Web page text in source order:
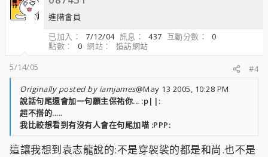
進階會員
已加入
7/12/04 訊息 437 互動分數
0
點數
0 網站
造訪網站
5/14/05
#4
Originally posted by iamjames@May 13 2005, 10:28 PM
說話句尾還會加一句願主保祐你... :p||:
超不搭的.....
我比較想看到有沒有人會在句尾加喵 :PPP:
這讓我想到袁志龍說的:不是穿袈裟的都是和尚.也不是